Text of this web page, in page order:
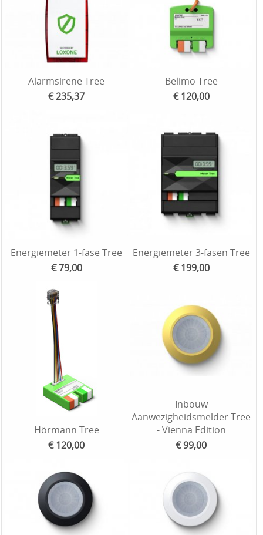
Alarmsirene Tree
€ 235,37
Belimo Tree
€ 120,00
Energiemeter 1-fase Tree
€ 79,00
Energiemeter 3-fasen Tree
€ 199,00
Hörmann Tree
€ 120,00
Inbouw
Aanwezigheidsmelder Tree
- Vienna Edition
€ 99,00